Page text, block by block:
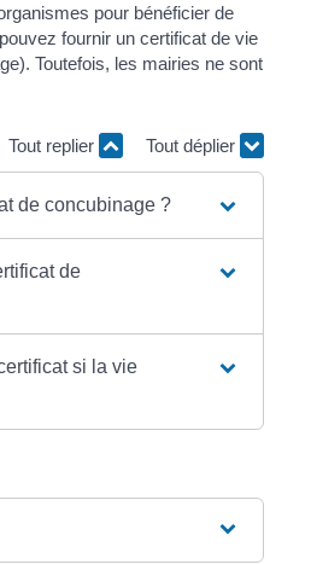
pour bénéficier de
fournir un certificat de vie
Toutefois, les mairies ne sont
Tout replier Tout déplier
de concubinage ?
de
si la vie